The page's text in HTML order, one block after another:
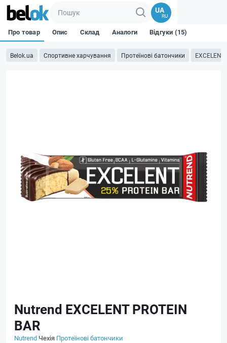
UA
RU
Belok.ua Спортивне харчування Протеїнові батончики EXCELENT
Про товар Опис Склад Аналоги Відгуки (15)
Nutrend EXCELENT PROTEIN
BAR
Nutrend Чехія Протеїнові батончики